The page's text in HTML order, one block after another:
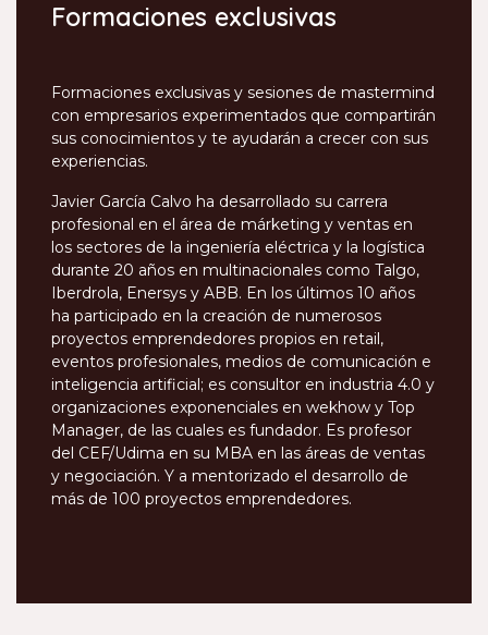
Formaciones exclusivas
Formaciones exclusivas y sesiones de mastermind
con empresarios experimentados que compartirán
sus conocimientos y te ayudarán a crecer con sus
experiencias.
Javier García Calvo ha desarrollado su carrera
profesional en el área de márketing y ventas en
los sectores de la ingeniería eléctrica y la logística
durante 20 años en multinacionales como Talgo,
Iberdrola, Enersys y ABB. En los últimos 10 años
ha participado en la creación de numerosos
proyectos emprendedores propios en retail,
eventos profesionales, medios de comunicación e
inteligencia artificial; es consultor en industria 4.0 y
organizaciones exponenciales en wekhow y Top
Manager, de las cuales es fundador. Es profesor
del CEF/Udima en su MBA en las áreas de ventas
y negociación. Y a mentorizado el desarrollo de
más de 100 proyectos emprendedores.